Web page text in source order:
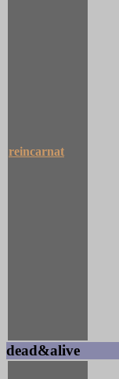
reincarnat
dead&alive